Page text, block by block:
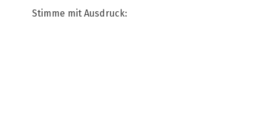
Stimme mit Ausdruck: